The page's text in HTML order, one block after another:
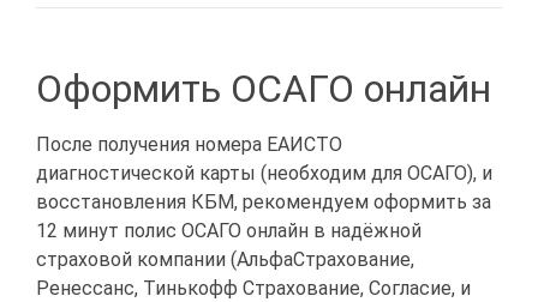
Оформить ОСАГО онлайн
После получения номера ЕАИСТО
диагностической карты (необходим для ОСАГО), и
восстановления КБМ, рекомендуем оформить за
12 минут полис ОСАГО онлайн в надёжной
страховой компании (АльфаСтрахование,
Ренессанс, Тинькофф Страхование, Согласие, и